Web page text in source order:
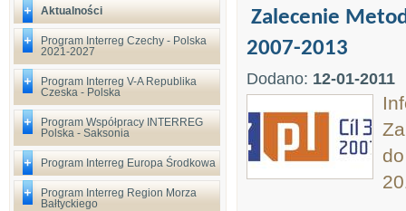
Aktualności
Program Interreg Czechy - Polska
2021-2027
Program Interreg V-A Republika
Czeska - Polska
Program Współpracy INTERREG
Polska - Saksonia
Program Interreg Europa Środkowa
Program Interreg Region Morza
Bałtyckiego
Zalecenie
2007-2013
Dodano: 12-01-2011